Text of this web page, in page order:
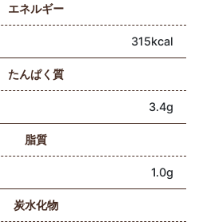
エネルギー
315kcal
たんぱく質
3.4g
脂質
1.0g
炭水化物